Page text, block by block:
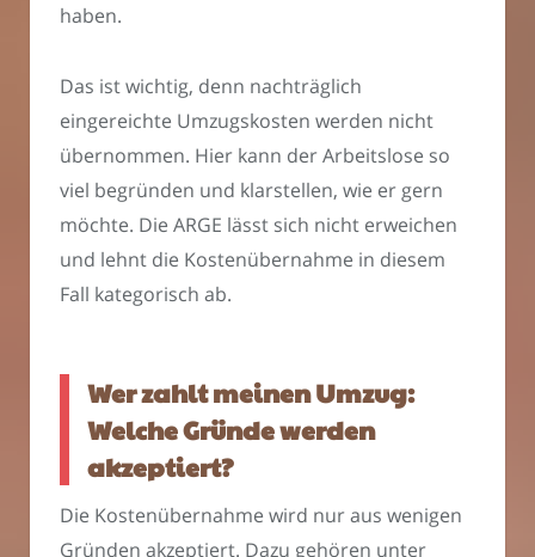
haben.
Das ist wichtig, denn nachträglich
eingereichte Umzugskosten werden nicht
übernommen. Hier kann der Arbeitslose so
viel begründen und klarstellen, wie er gern
möchte. Die ARGE lässt sich nicht erweichen
und lehnt die Kostenübernahme in diesem
Fall kategorisch ab.
Wer zahlt meinen Umzug:
Welche Gründe werden
akzeptiert?
Die Kostenübernahme wird nur aus wenigen
Gründen akzeptiert. Dazu gehören unter